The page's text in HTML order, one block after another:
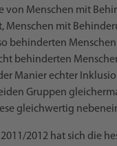
von Menschen mit
Menschen mit
behinderten
behinderten
Manier echter
Gruppen
gleichwertig
2012 hat sich die